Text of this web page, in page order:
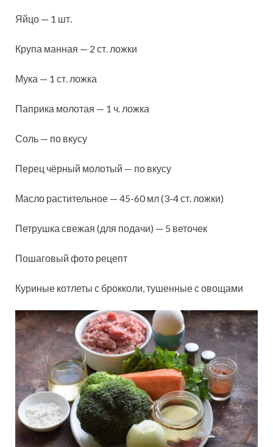
Яйцо — 1 шт.
Крупа манная — 2 ст. ложки
Мука — 1 ст. ложка
Паприка молотая — 1 ч. ложка
Соль — по вкусу
Перец чёрный молотый — по вкусу
Масло растительное — 45-60 мл (3-4 ст. ложки)
Петрушка свежая (для подачи) — 5 веточек
Пошаговый фото рецепт
Куриные котлеты с брокколи, тушенные с овощами